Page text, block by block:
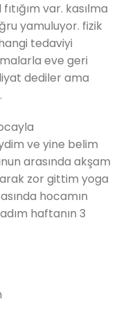
var. kasılma
yamuluyor. fizik
tedaviyi
eve geri
dediler ama
ve yine belim
arasında akşam
zor gittim yoga
hocamın
haftanın 3